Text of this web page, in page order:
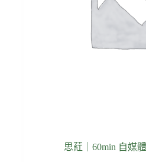
思葒｜60min 自媒